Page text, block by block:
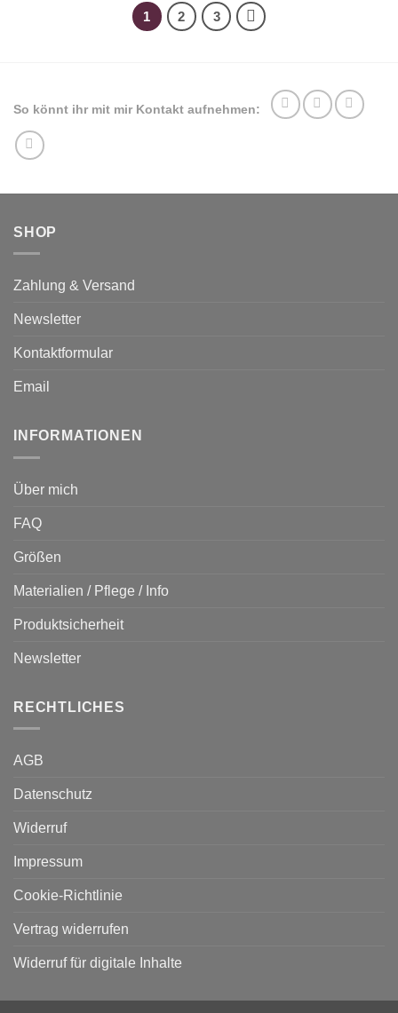
mehrere
Varianten
können
1 2 3
So könnt ihr mit mir Kontakt aufnehmen:
SHOP
Zahlung & Versand
Newsletter
Kontaktformular
Email
INFORMATIONEN
Über mich
FAQ
Größen
Materialien / Pflege / Info
Produktsicherheit
Newsletter
RECHTLICHES
AGB
Datenschutz
Widerruf
Impressum
Cookie-Richtlinie
Vertrag widerrufen
Widerruf für digitale Inhalte